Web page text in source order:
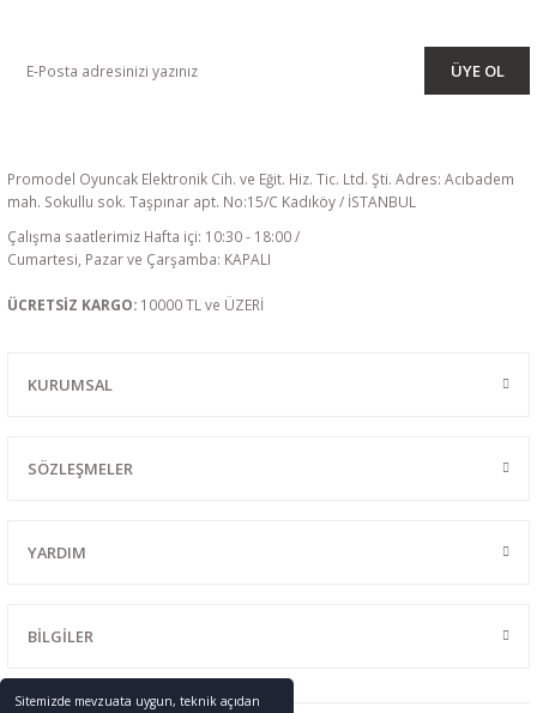
Sitemizde mevzuata uygun, teknik açıdan
ÜYE OL
Promodel Oyuncak Elektronik Cih. ve Eğit. Hiz. Tic. Ltd. Şti. Adres: Acıbadem
mah. Sokullu sok. Taşpınar apt. No:15/C Kadıköy / İSTANBUL
Çalışma saatlerimiz Hafta içi: 10:30 - 18:00 /
Cumartesi, Pazar ve Çarşamba: KAPALI
ÜCRETSİZ KARGO: 10000 TL ve ÜZERİ
KURUMSAL
SÖZLEŞMELER
YARDIM
BİLGİLER